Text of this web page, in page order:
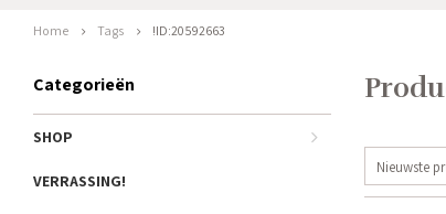
Home Tags !ID:20592663
Categorieën
SHOP
VERRASSING!
Nieuwste